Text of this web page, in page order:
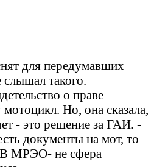
для передумавших
такого.
о праве
Но, она сказала,
- это решение за ГАИ. -
документы на мот, то
В МРЭО- не сфера